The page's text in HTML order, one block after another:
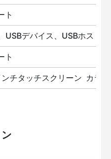
ト
USBデバイス、USBホスト
ト
チタッチスクリーン カラ